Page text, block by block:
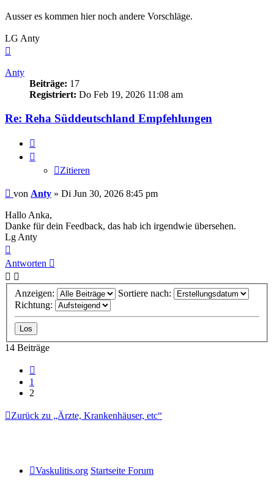
Ausser es kommen hier noch andere Vorschläge.
LG Anty
Anty
Beiträge: 17
Registriert: Do Feb 19, 2026 11:08 am
Re: Reha Süddeutschland Empfehlungen
Zitieren
Beitrag
von Anty » Di Jun 30, 2026 8:45 pm
Hallo Anka,
Danke für dein Feedback, das hab ich irgendwie übersehen.
Lg Anty
oben
Antworten
Anzeigen:
Sortiere nach:
Richtung:
14 Beiträge
1
2
Zurück zu „Ärzte, Krankenhäuser, etc“
Vaskulitis.org Startseite Forum